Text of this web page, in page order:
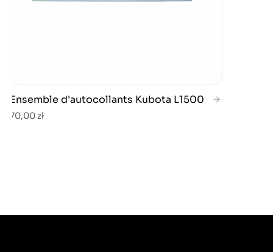
Ensemble d'autocollants Kubota L1500
70,00 zł